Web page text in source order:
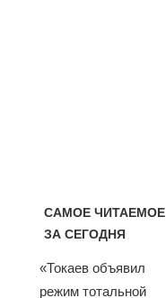
САМОЕ ЧИТАЕМОЕ
ЗА СЕГОДНЯ
«Токаев объявил
режим тотальной